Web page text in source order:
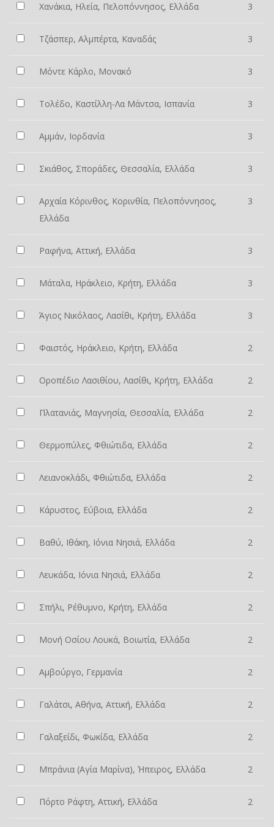
Χανάκια, Ηλεία, Πελοπόννησος, Ελλάδα 3
Τζάσπερ, Αλμπέρτα, Καναδάς 3
Μόντε Κάρλο, Μονακό 3
Τολέδο, Καστίλλη-Λα Μάντσα, Ισπανία 3
Αμμάν, Ιορδανία 3
Σκιάθος, Σποράδες, Θεσσαλία, Ελλάδα 3
Αρχαία Κόρινθος, Κορινθία, Πελοπόννησος,
Ελλάδα
3
Ραφήνα, Αττική, Ελλάδα 3
Μάταλα, Ηράκλειο, Κρήτη, Ελλάδα 3
Άγιος Νικόλαος, Λασίθι, Κρήτη, Ελλάδα 3
Φαιστός, Ηράκλειο, Κρήτη, Ελλάδα 2
Οροπέδιο Λασιθίου, Λασίθι, Κρήτη, Ελλάδα 2
Πλατανιάς, Μαγνησία, Θεσσαλία, Ελλάδα 2
Θερμοπύλες, Φθιώτιδα, Ελλάδα 2
Λειανοκλάδι, Φθιώτιδα, Ελλάδα 2
Κάρυστος, Εύβοια, Ελλάδα 2
Βαθύ, Ιθάκη, Ιόνια Νησιά, Ελλάδα 2
Λευκάδα, Ιόνια Νησιά, Ελλάδα 2
Σπήλι, Ρέθυμνο, Κρήτη, Ελλάδα 2
Μονή Οσίου Λουκά, Βοιωτία, Ελλάδα 2
Αμβούργο, Γερμανία 2
Γαλάτσι, Αθήνα, Αττική, Ελλάδα 2
Γαλαξείδι, Φωκίδα, Ελλάδα 2
Μπράνια (Αγία Μαρίνα), Ήπειρος, Ελλάδα 2
Πόρτο Ράφτη, Αττική, Ελλάδα 2